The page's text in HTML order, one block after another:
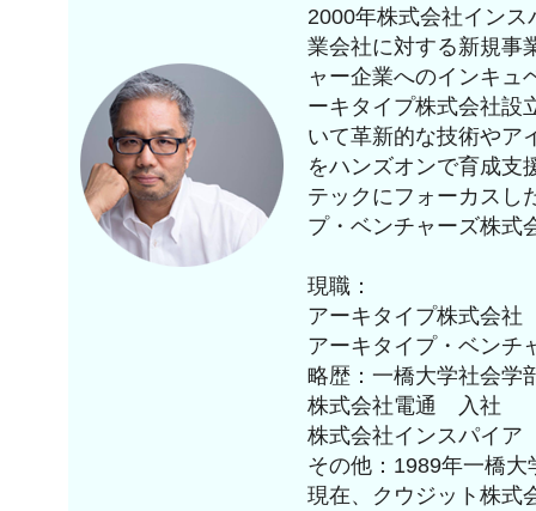
2000年株式会社イン
業会社に対する新規事
ャー企業へのインキュ
ーキタイプ株式会社設
いて革新的な技術やア
をハンズオンで育成支
テックにフォーカスし
プ・ベンチャーズ株式
現職：
アーキタイプ株式会
アーキタイプ・ベン
略歴：一橋大学社会
株式会社電通 入社
株式会社インスパイ
その他：1989年一橋大
現在、クウジット株式